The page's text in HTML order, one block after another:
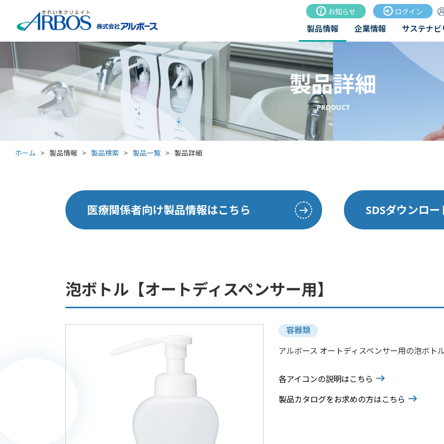
お知らせ ログイン
製品情報 企業情報 サステナビ
製品詳細
PRODUCT
ホーム > 製品情報 > 製品検索 > 製品一覧 > 製品詳細
医療関係者向け製品情報はこちら SDSダウンロ
泡ボトル【オートディスペンサー用】
容器類
アルボース オートディスペンサー用の泡ボト
各アイコンの説明はこちら
製品カタログをお求めの方はこちら